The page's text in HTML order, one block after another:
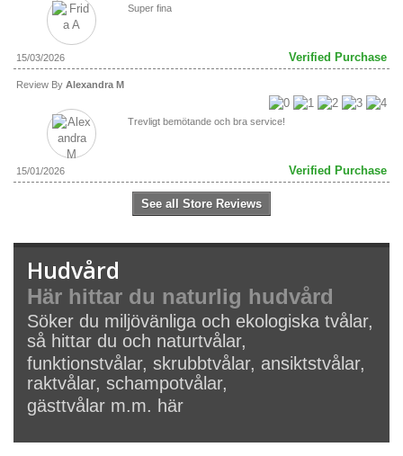
Super fina
15/03/2026 Verified Purchase
Review By Alexandra M
Trevligt bemötande och bra service!
15/01/2026 Verified Purchase
See all Store Reviews
Hudvård
Här hittar du naturlig hudvård
Söker du miljövänliga och ekologiska tvålar,
så hittar du och naturtvålar,
funktionstvålar, skrubbtvålar, ansiktstvålar,
raktvålar, schampotvålar,
gästtvålar m.m. här